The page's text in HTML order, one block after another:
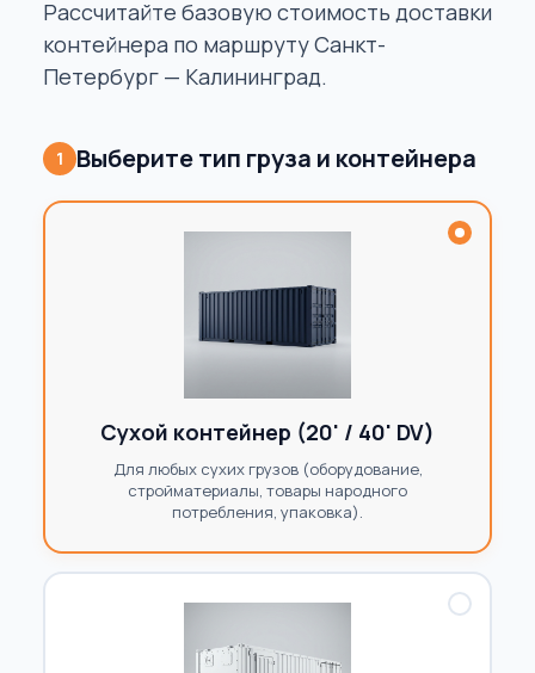
Рассчитайте базовую стоимость доставки
контейнера по маршруту Санкт-
Петербург — Калининград.
1 Выберите тип груза и контейнера
Сухой контейнер (20' / 40' DV)
Для любых сухих грузов (оборудование,
стройматериалы, товары народного
потребления, упаковка).